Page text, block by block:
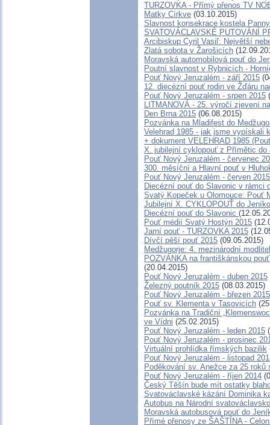
TURZOVKA - Přímý přenos TV
Matky Církve (03.10.2015)
Slavnost konsekrace kostela
SVATOVÁCLAVSKÉ PUTOVÁNÍ
Arcibiskup Cyril Vasiľ: Největší
Zlatá sobota v Žarošicích
Moravská automobilová pouť do
Poutní slavnost v Rybnicích -
Pouť Nový Jeruzalém - září 2015
12. diecézní pouť rodin ve Žďáru
Pouť Nový Jeruzalém - srpen 2015
LITMANOVÁ - 25. výročí zjevení
Den Brna 2015 (06.08.2015)
Pozvánka na Mladifest do
Velehrad 1985 - jak jsme vypískali
+ dokument VELEHRAD 1985
X. jubilejní cyklopouť z Přímětic do
Pouť Nový Jeruzalém - červenec
300. měsíční a Hlavní pouť v
Pouť Nový Jeruzalém - červen 2015
Diecézní pouť do Slavonic v rámci
Svatý Kopeček u Olomouce: Pouť
Jubilejní X. CYKLOPOUŤ do
Diecézní pouť do Slavonic
Pouť médií Svatý Hostýn 2015
Jarní pouť - TURZOVKA 2015
Dívčí pěší pouť 2015 (09.05.2015)
Medžugorje: 4. mezinárodní
POZVÁNKA na františkánskou
(20.04.2015)
Pouť Nový Jeruzalém - duben 2015
Železný poutník 2015 (08.03.2015)
Pouť Nový Jeruzalém - březen 2015
Pouť sv. Klementa v Tasovicích
Pozvánka na Tradiční
ve Vídni (25.02.2015)
Pouť Nový Jeruzalém - leden 2015
Pouť Nový Jeruzalém - prosinec
Virtuální prohlídka římských bazilik
Pouť Nový Jeruzalém - listopad
Poděkování sv. Anežce za 25 roků
Pouť Nový Jeruzalém - říjen 2014
Český Těšín bude mít ostatky
Svatováclavské kázání Dominika
Autobus na Národní
Moravská autobusová pouť do
Přímé přenosy ze ŠAŠTÍNA -